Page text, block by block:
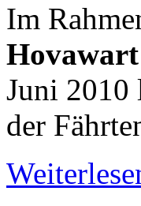
Im
Juni 2010
der